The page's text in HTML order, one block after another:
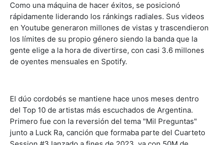
Como una máquina de hacer éxitos, se posicionó
rápidamente liderando los ránkings radiales. Sus videos
en Youtube generaron millones de vistas y trascendieron
los límites de su propio género siendo la banda que la
gente elige a la hora de divertirse, con casi 3.6 millones
de oyentes mensuales en Spotify.
El dúo cordobés se mantiene hace unos meses dentro
del Top 10 de artistas más escuchados de Argentina.
Primero fue con la reversión del tema "Mil Preguntas"
junto a Luck Ra, canción que formaba parte del Cuarteto